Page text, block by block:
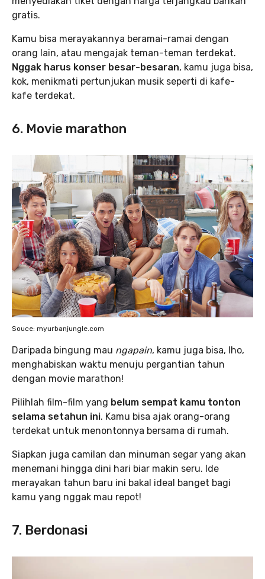
gratis.
Kamu bisa merayakannya beramai-ramai dengan
orang lain, atau mengajak teman-teman terdekat.
Nggak harus konser besar-besaran, kamu juga bisa,
kok, menikmati pertunjukan musik seperti di kafe-
kafe terdekat.
6. Movie marathon
Souce: myurbanjungle.com
Daripada bingung mau ngapain, kamu juga bisa, lho,
menghabiskan waktu menuju pergantian tahun
dengan movie marathon!
Pilihlah film-film yang belum sempat kamu tonton
selama setahun ini. Kamu bisa ajak orang-orang
terdekat untuk menontonnya bersama di rumah.
Siapkan juga camilan dan minuman segar yang akan
menemani hingga dini hari biar makin seru. Ide
merayakan tahun baru ini bakal ideal banget bagi
kamu yang nggak mau repot!
7. Berdonasi